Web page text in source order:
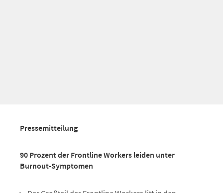
Pressemitteilung
90 Prozent der Frontline Workers leiden unter
Burnout-Symptomen